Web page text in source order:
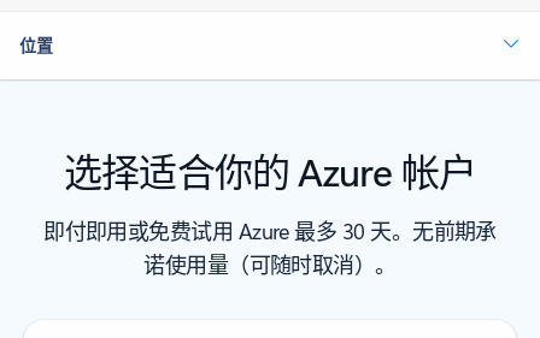
位置
选择适合你的 Azure 帐户
即付即用或免费试用 Azure 最多 30 天。无前期承
诺使用量（可随时取消）。